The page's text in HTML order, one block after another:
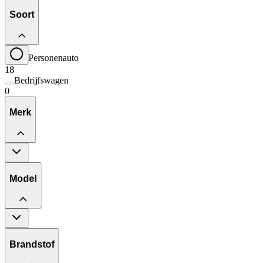
Soort
Personenauto
18
Bedrijfswagen
0
Merk
Model
Brandstof